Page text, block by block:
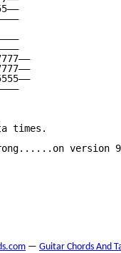
times.
version
— Guitar Chords And